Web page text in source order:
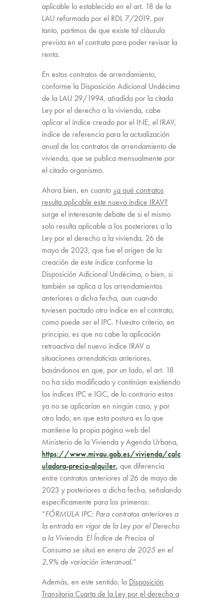
aplicable lo establecido en el art. 18 de la
LAU reformada por el RDL 7/2019, por
tanto, partimos de que existe tal cláusula
prevista en el contrato para poder revisar la
renta.
En estos contratos de arrendamiento,
conforme la Disposición Adicional Undécima
de la LAU 29/1994, añadida por la citada
Ley por el derecho a la vivienda, cabe
aplicar el índice creado por el INE, el IRAV,
índice de referencia para la actualización
anual de los contratos de arrendamiento de
vivienda, que se publica mensualmente por
el citado organismo.
Ahora bien, en cuanto ¿a qué contratos
resulta aplicable este nuevo índice IRAV?
surge el interesante debate de si el mismo
solo resulta aplicable a los posteriores a la
Ley por el derecho a la vivienda, 26 de
mayo de 2023, que fue el origen de la
creación de este índice conforme la
Disposición Adicional Undécima, o bien, si
también se aplica a los arrendamientos
anteriores a dicha fecha, aun cuando
tuviesen pactado otro índice en el contrato,
como puede ser el IPC. Nuestro criterio, en
principio, es que no cabe la aplicación
retroactiva del nuevo índice IRAV a
situaciones arrendaticias anteriores,
basándonos en que, por un lado, el art. 18
no ha sido modificado y continúan existiendo
los índices IPC e IGC, de lo contrario estos
ya no se aplicarían en ningún caso, y por
otro lado, en que esta postura es la que
mantiene la propia página web del
Ministerio de la Vivienda y Agenda Urbana,
https://www.mivau.gob.es/vivienda/calc
uladora-precio-alquiler, que diferencia
entre contratos anteriores al 26 de mayo de
2023 y posteriores a dicha fecha, señalando
específicamente para los primeros:
“FÓRMULA IPC: Para contratos anteriores a
la entrada en vigor de la Ley por el Derecho
a la Vivienda. El Índice de Precios al
Consumo se situó en enero de 2025 en el
2,9% de variación interanual.”
Además, en este sentido, la Disposición
Transitoria Cuarta de la Ley por el derecho a